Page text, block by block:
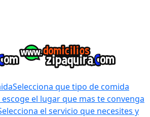
Selecciona que tipo de comida
el lugar que mas te convenga
el servicio que necesites y